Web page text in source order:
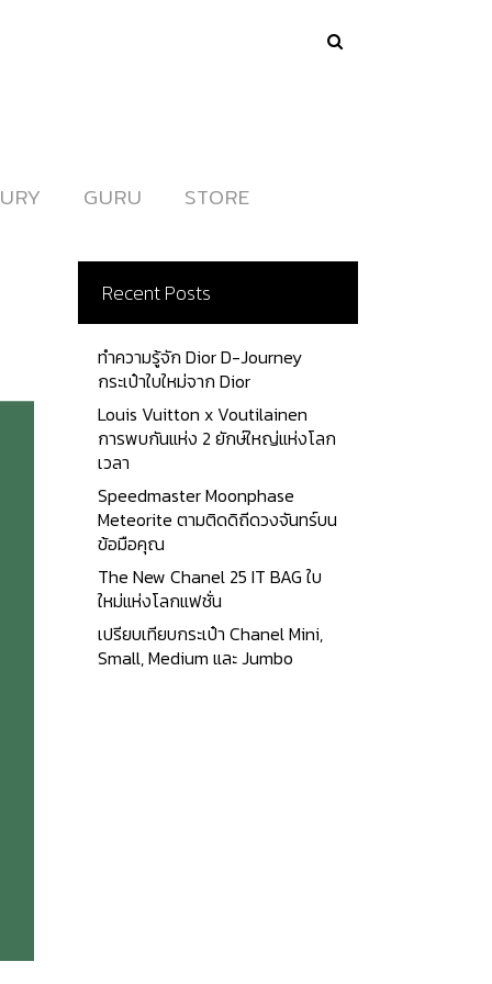
GURU
GURU STORE
STORE
Recent Posts
ทำความรู้จัก Dior D-Journey
กระเป๋าใบใหม่จาก Dior
Louis Vuitton x Voutilainen
การพบกันแห่ง 2 ยักษ์ใหญ่แห่งโลก
เวลา
Speedmaster Moonphase
Meteorite ตามติดดิถีดวงจันทร์บน
ข้อมือคุณ
The New Chanel 25 IT BAG ใบ
ใหม่แห่งโลกแฟชั่น
เปรียบเทียบกระเป๋า Chanel Mini,
Small, Medium และ Jumbo